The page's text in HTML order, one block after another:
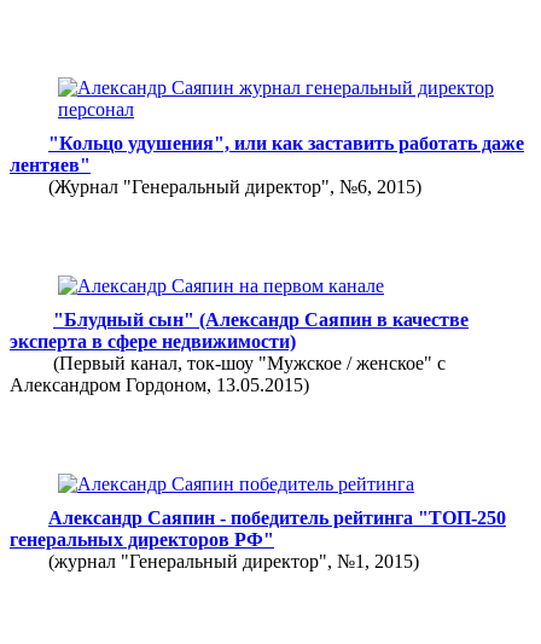
"Кольцо удушения", или как заставить работать даже
лентяев"
(Журнал "Генеральный директор", №6, 2015)
"Блудный сын" (Александр Саяпин в качестве
эксперта в сфере недвижимости)
(Первый канал, ток-шоу "Мужское / женское" с
Александром Гордоном, 13.05.2015)
Александр Саяпин - победитель рейтинга "ТОП-250
генеральных директоров РФ"
(журнал "Генеральный директор", №1, 2015)